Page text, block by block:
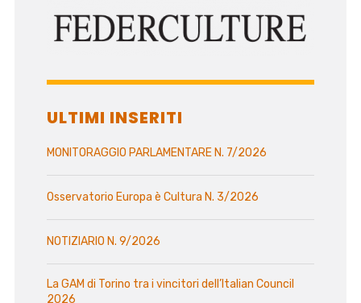
ULTIMI INSERITI
MONITORAGGIO PARLAMENTARE N. 7/2026
Osservatorio Europa è Cultura N. 3/2026
NOTIZIARIO N. 9/2026
La GAM di Torino tra i vincitori dell’Italian Council
2026